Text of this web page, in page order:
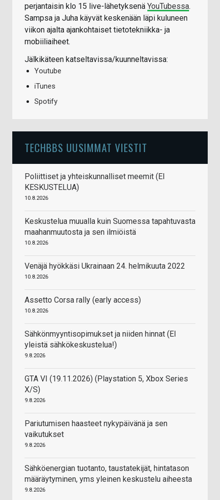
perjantaisin klo 15 live-lähetyksenä YouTubessa.
Sampsa ja Juha käyvät keskenään läpi kuluneen
viikon ajalta ajankohtaiset tietotekniikka- ja
mobiiliaiheet.
Jälkikäteen katseltavissa/kuunneltavissa:
Youtube
iTunes
Spotify
TECHBBS UUSIMMAT VIESTIT
Poliittiset ja yhteiskunnalliset meemit (EI
KESKUSTELUA)
10.8.2026
Keskustelua muualla kuin Suomessa tapahtuvasta
maahanmuutosta ja sen ilmiöistä
10.8.2026
Venäjä hyökkäsi Ukrainaan 24. helmikuuta 2022
10.8.2026
Assetto Corsa rally (early access)
10.8.2026
Sähkönmyyntisopimukset ja niiden hinnat (EI
yleistä sähkökeskustelua!)
9.8.2026
GTA VI (19.11.2026) (Playstation 5, Xbox Series
X/S)
9.8.2026
Pariutumisen haasteet nykypäivänä ja sen
vaikutukset
9.8.2026
Sähköenergian tuotanto, taustatekijät, hintatason
määräytyminen, yms yleinen keskustelu aiheesta
9.8.2026